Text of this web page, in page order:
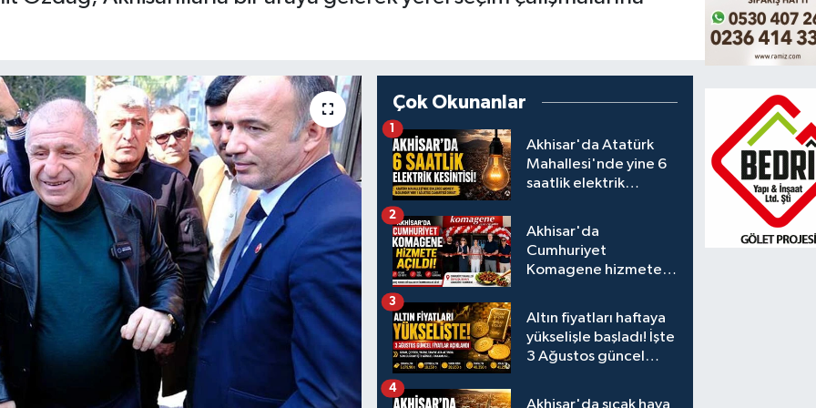
Çok Okunanlar
Akhisar'da Atatürk
Mahallesi'nde yine 6
saatlik elektrik
1
Akhisar'da
Cumhuriyet
Komagene hizmete
2
Altın fiyatları haftaya
yükselişle başladı! İşte
3 Ağustos güncel
3
Akhisar'da sıcak hava
4